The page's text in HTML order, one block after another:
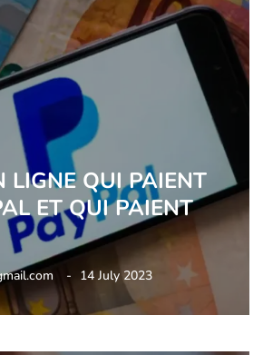
LIGNE QUI PAIENT
ET QUI PAIENT
14 July 2023